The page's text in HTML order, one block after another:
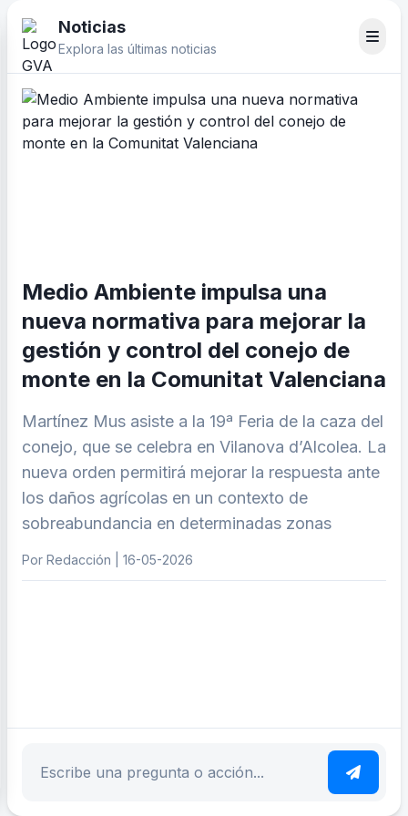
Noticias
Explora las últimas noticias
Medio Ambiente impulsa una
nueva normativa para mejorar la
gestión y control del conejo de
monte en la Comunitat Valenciana
Martínez Mus asiste a la 19ª Feria de la caza del
conejo, que se celebra en Vilanova d’Alcolea. La
nueva orden permitirá mejorar la respuesta ante
los daños agrícolas en un contexto de
sobreabundancia en determinadas zonas
Por Redacción | 16-05-2026
Escribe tu pregunta